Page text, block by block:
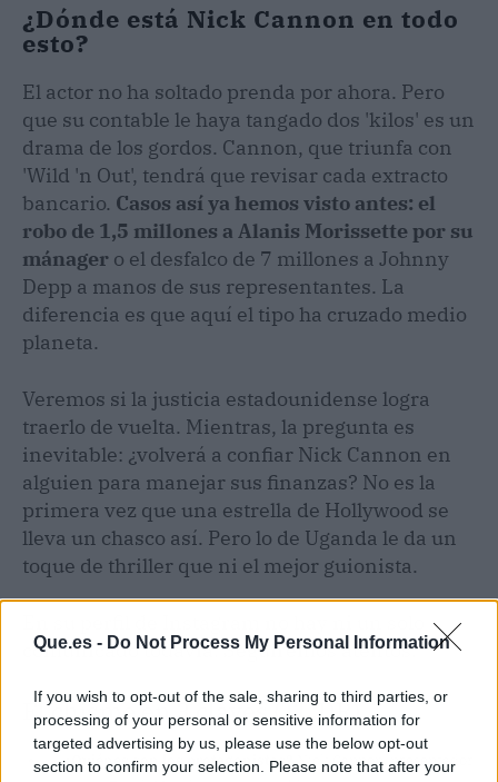
Que.es - Do Not Process My Personal Information
If you wish to opt-out of the sale, sharing to third parties, or
processing of your personal or sensitive information for
targeted advertising by us, please use the below opt-out
section to confirm your selection. Please note that after your
¿Dónde está Nick Cannon en todo
esto?
El actor no ha soltado prenda por ahora. Pero
que su contable le haya tangado dos 'kilos' es un
drama de los gordos. Cannon, que triunfa con
'Wild 'n Out', tendrá que revisar cada extracto
bancario. Casos así ya hemos visto antes: el
robo de 1,5 millones a Alanis Morissette por su
mánager o el desfalco de 7 millones a Johnny
Depp a manos de sus representantes. La
diferencia es que aquí el tipo ha cruzado medio
planeta.
Veremos si la justicia estadounidense logra
traerlo de vuelta. Mientras, la pregunta es
inevitable: ¿volverá a confiar Nick Cannon en
alguien para manejar sus finanzas? No es la
primera vez que una estrella de Hollywood se
lleva un chasco así. Pero lo de Uganda le da un
toque de thriller que ni el mejor guionista.
comunicado todavía. Seguiremos atentos.
El chisme en 3 claves (TL;DR)
👀¿Quiénes son los protagonistas?Nick Cannon, presentador